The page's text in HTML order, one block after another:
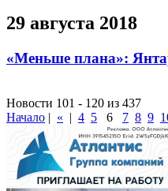
29 августа 2018
«Меньше плана»:
Новости 101 - 120 из 437
Начало | « | 4 5 6 7 8 9